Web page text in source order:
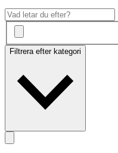
Filtrera efter kategori